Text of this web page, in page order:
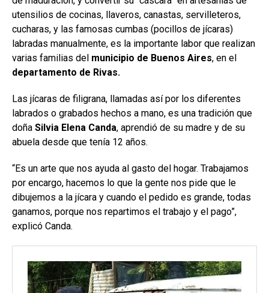
utensilios de cocinas, llaveros, canastas, servilleteros,
cucharas, y las famosas cumbas (pocillos de jícaras)
labradas manualmente, es la importante labor que realizan
varias familias del municipio de Buenos Aires, en el
departamento de Rivas.
Las jícaras de filigrana, llamadas así por los diferentes
labrados o grabados hechos a mano, es una tradición que
doña Silvia Elena Canda, aprendió de su madre y de su
abuela desde que tenía 12 años.
“Es un arte que nos ayuda al gasto del hogar. Trabajamos
por encargo, hacemos lo que la gente nos pide que le
dibujemos a la jícara y cuando el pedido es grande, todas
ganamos, porque nos repartimos el trabajo y el pago”,
explicó Canda.